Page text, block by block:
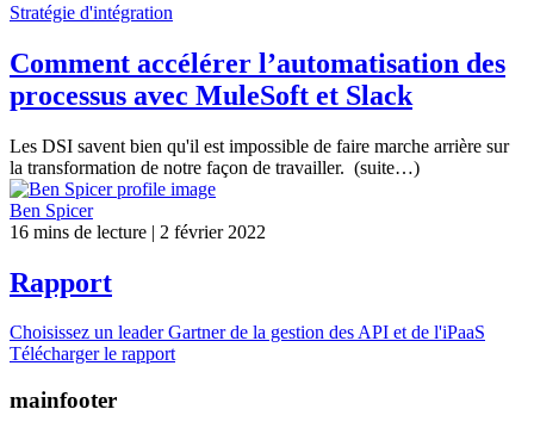
Stratégie d'intégration
Comment accélérer l’automatisation des
processus avec MuleSoft et Slack
Les DSI savent bien qu'il est impossible de faire marche arrière sur
la transformation de notre façon de travailler. (suite…)
Ben Spicer
16 mins de lecture | 2 février 2022
Rapport
Choisissez un leader Gartner de la gestion des API et de l'iPaaS
Télécharger le rapport
mainfooter